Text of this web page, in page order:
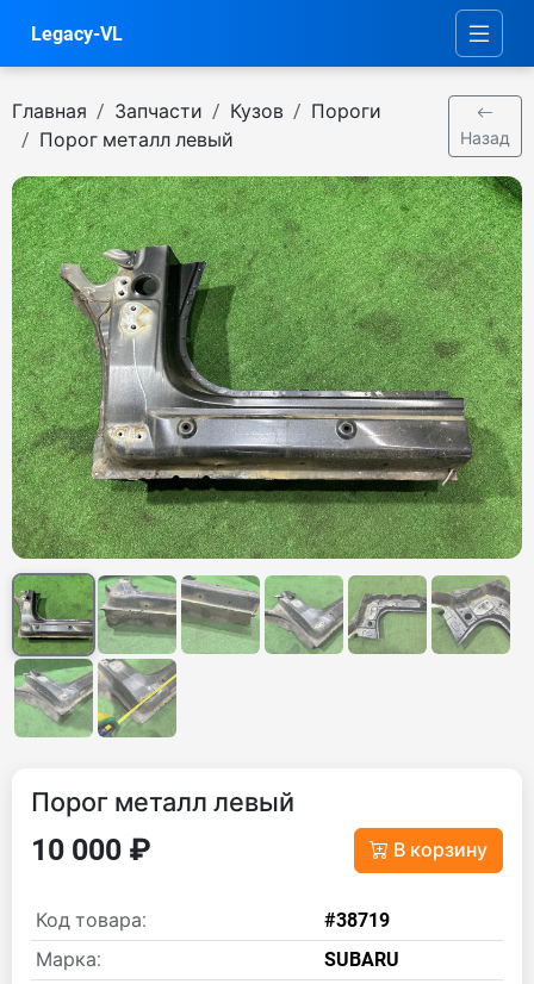
Legacy-VL
Главная Запчасти Кузов
Пороги
Порог металл левый
Назад
Порог металл левый
10 000 ₽ В корзину
Код товара:
#38719
Марка:
SUBARU